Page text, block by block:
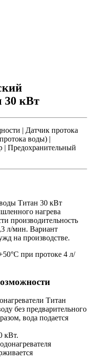
30 кВт
| Датчик протока
воды) |
| Предохранительный
Титан 30 кВт
нагрева
производительность
л/мин. Вариант
на производстве.
при протоке 4 л/
Титан
без предварительного
вода подается
кВт.